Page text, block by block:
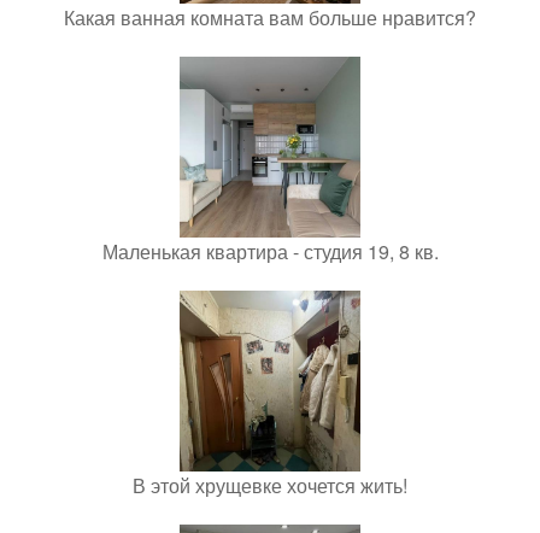
Какая ванная комната вам больше нравится?
Маленькая квартира - студия 19, 8 кв.
В этой хрущевке хочется жить!